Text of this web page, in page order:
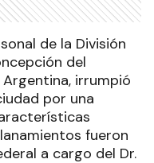
de la División
del
Argentina, irrumpió
por una
fueron
a cargo del Dr.